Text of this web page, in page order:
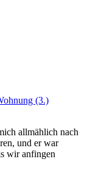
(3.)
allmählich nach
und er war
wir anfingen